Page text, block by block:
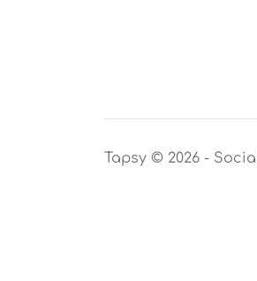
Tapsy © 2026 -